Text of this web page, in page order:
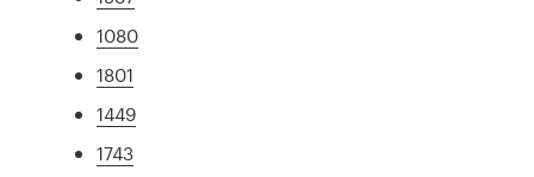
1080
1801
1449
1743